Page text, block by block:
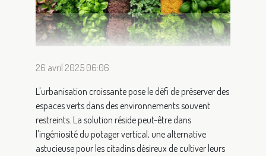
26 avril 2025 06:06
L'urbanisation croissante pose le défi de préserver des
espaces verts dans des environnements souvent
restreints. La solution réside peut-être dans
l'ingéniosité du potager vertical, une alternative
astucieuse pour les citadins désireux de cultiver leurs